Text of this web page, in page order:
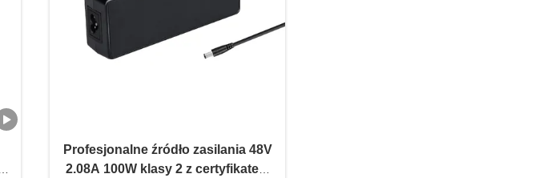
Profesjonalne źródło zasilania 48V
2.08A 100W klasy 2 z certyfikatem